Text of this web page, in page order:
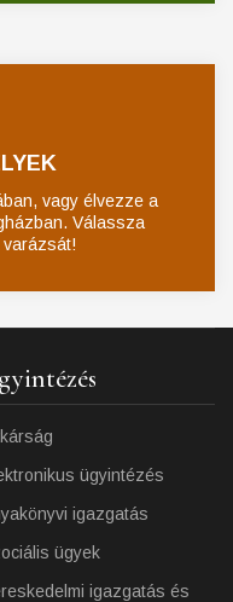
vagy élvezze a
Válassza
ügyintézés
igazgatás
ügyek
igazgatás és